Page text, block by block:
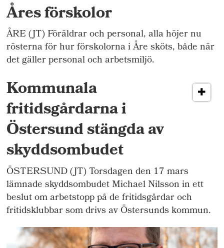
Åres förskolor
ÅRE (JT) Föräldrar och personal, alla höjer nu
rösterna för hur förskolorna i Åre sköts, både när
det gäller personal och arbetsmiljö.
Kommunala
fritidsgårdarna i
Östersund stängda av
skyddsombudet
ÖSTERSUND (JT) Torsdagen den 17 mars
lämnade skyddsombudet Michael Nilsson in ett
beslut om arbetstopp på de fritidsgårdar och
fritidsklubbar som drivs av Östersunds kommun.